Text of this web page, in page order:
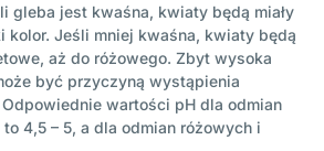
gleba jest kwaśna, kwiaty będą miały
kolor. Jeśli mniej kwaśna, kwiaty będą
aż do różowego. Zbyt wysoka
być przyczyną wystąpienia
wartości pH dla odmian
4,5 – 5, a dla odmian różowych i